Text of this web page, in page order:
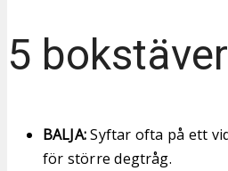
5 bokstäver
BALJA:Syftar ofta på ett
för större degtråg.